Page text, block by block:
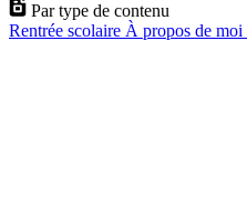
Par type de contenu
Rentrée scolaire À propos de moi